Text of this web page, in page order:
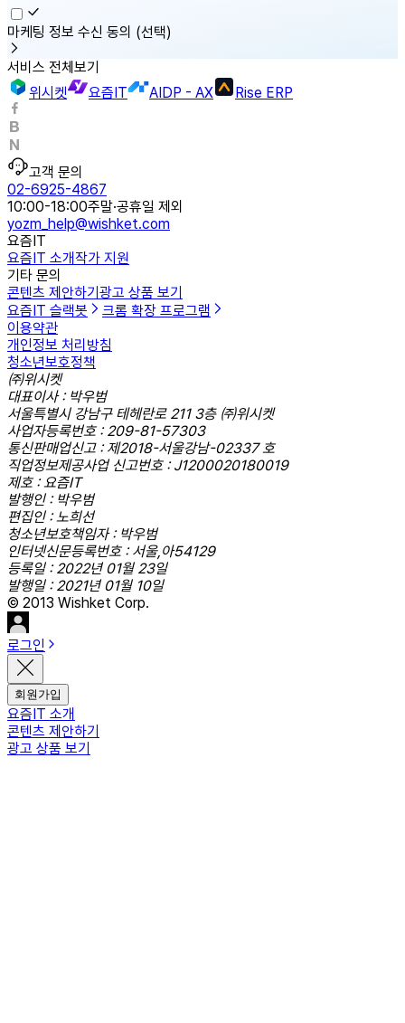
마케팅 정보 수신 동의 (선택)
서비스 전체보기
위시켓
요즘IT AIDP - AX Rise ERP
고객 문의
02-6925-4867
10:00-18:00주말·공휴일 제외
yozm_help@wishket.com
요즘IT
요즘IT 소개작가 지원
기타 문의
콘텐츠 제안하기광고 상품 보기
요즘IT 슬랙봇
크롬 확장 프로그램
이용약관
개인정보 처리방침
청소년보호정책
㈜위시켓
대표이사 : 박우범
서울특별시 강남구 테헤란로 211 3층 ㈜위시켓
사업자등록번호 : 209-81-57303
통신판매업신고 : 제2018-서울강남-02337 호
직업정보제공사업 신고번호 : J1200020180019
제호 : 요즘IT
발행인 : 박우범
편집인 : 노희선
청소년보호책임자 : 박우범
인터넷신문등록번호 : 서울,아54129
등록일 : 2022년 01월 23일
발행일 : 2021년 01월 10일
© 2013 Wishket Corp.
로그인
회원가입
요즘IT 소개
콘텐츠 제안하기
광고 상품 보기